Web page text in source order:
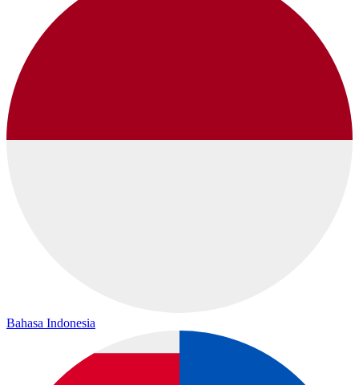
Bahasa Indonesia